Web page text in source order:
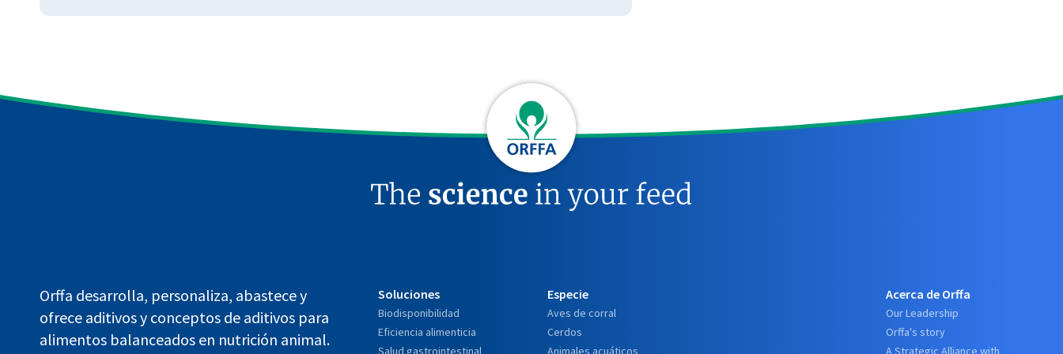
Orffa desarrolla, personaliza, abastece y
ofrece aditivos y conceptos de aditivos para
alimentos balanceados en nutrición animal.
Soluciones
Biodisponibilidad
Eficiencia alimenticia
Salud gastrointestinal
Especie
Aves de corral
Cerdos
Animales acuáticos
Acerca de Orffa
Our Leadership
Orffa's story
A Strategic Alliance with